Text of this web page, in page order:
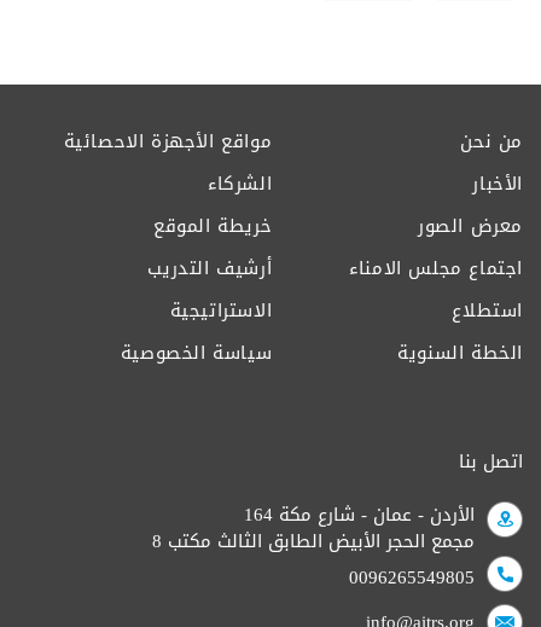
من نحن
مواقع الأجهزة الاحصائية
الأخبار
الشركاء
معرض الصور
خريطة الموقع
اجتماع مجلس الامناء
أرشيف التدريب
استطلاع
الاستراتيجية
الخطة السنوية
سياسة الخصوصية
اتصل بنا
الأردن - عمان - شارع مكة 164
مجمع الحجر الأبيض الطابق الثالث مكتب 8
0096265549805